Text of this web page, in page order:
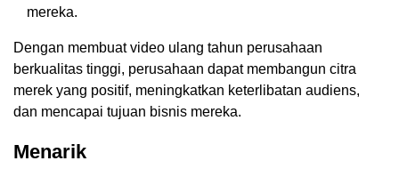
mereka.
Dengan membuat video ulang tahun perusahaan
berkualitas tinggi, perusahaan dapat membangun citra
merek yang positif, meningkatkan keterlibatan audiens,
dan mencapai tujuan bisnis mereka.
Menarik